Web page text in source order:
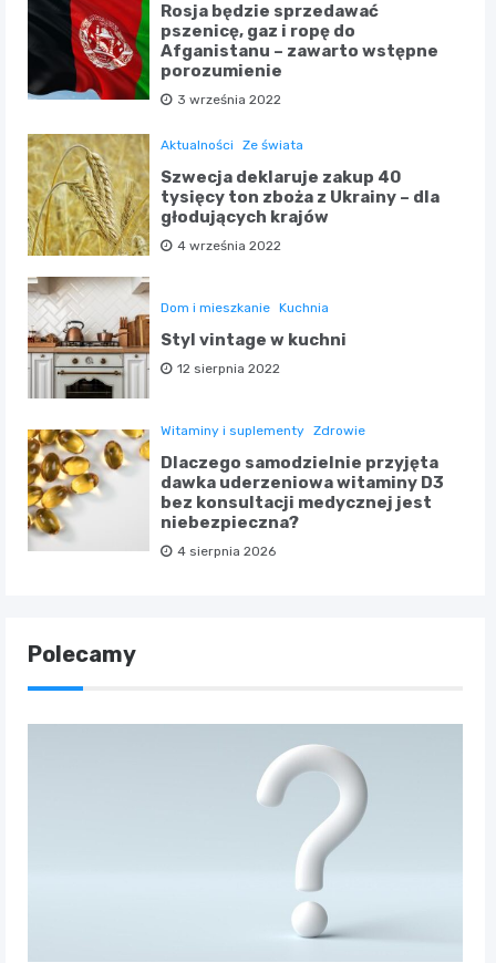
Rosja będzie sprzedawać
pszenicę, gaz i ropę do
Afganistanu – zawarto wstępne
porozumienie
3 września 2022
Aktualności Ze świata
Szwecja deklaruje zakup 40
tysięcy ton zboża z Ukrainy – dla
głodujących krajów
4 września 2022
Dom i mieszkanie Kuchnia
Styl vintage w kuchni
12 sierpnia 2022
Witaminy i suplementy Zdrowie
Dlaczego samodzielnie przyjęta
dawka uderzeniowa witaminy D3
bez konsultacji medycznej jest
niebezpieczna?
4 sierpnia 2026
Polecamy